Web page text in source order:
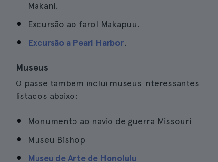
Makani.
Excursão ao farol Makapuu.
Excursão a Pearl Harbor.
Museus
O passe também inclui museus interessantes
listados abaixo:
Monumento ao navio de guerra Missouri
Museu Bishop
Museu de Arte de Honolulu